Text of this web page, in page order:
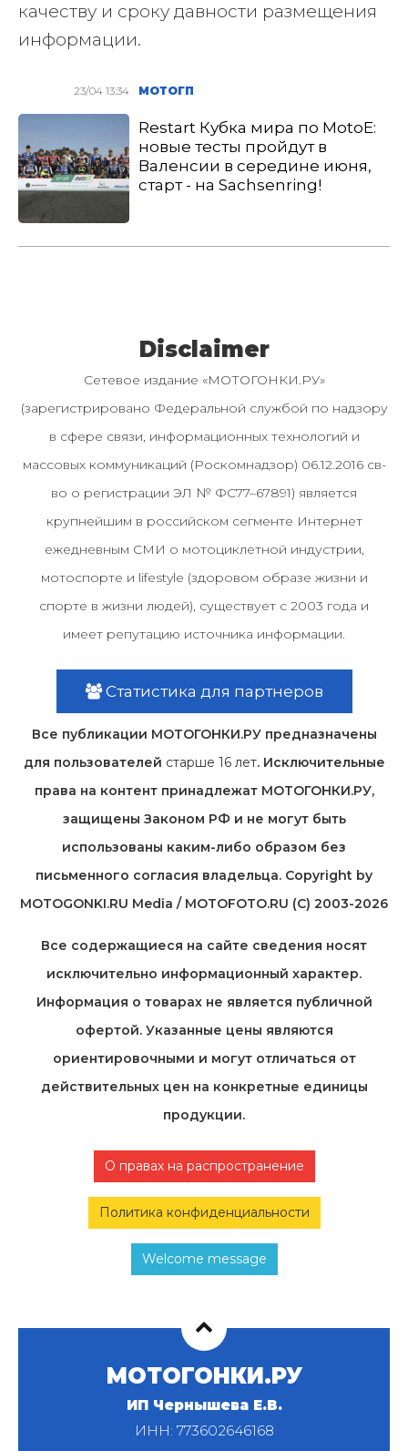
качеству и сроку давности размещения
информации.
23/04 13:34 МОТОГП
Restart Кубка мира по MotoE:
новые тесты пройдут в
Валенсии в середине июня,
старт - на Sachsenring!
Disclaimer
Сетевое издание «МОТОГОНКИ.РУ»
(зарегистрировано Федеральной службой по надзору
в сфере связи, информационных технологий и
массовых коммуникаций (Роскомнадзор) 06.12.2016 св-
во о регистрации ЭЛ № ФС77–67891) является
крупнейшим в российском сегменте Интернет
ежедневным СМИ о мотоциклетной индустрии,
мотоспорте и lifestyle (здоровом образе жизни и
спорте в жизни людей), существует с 2003 года и
имеет репутацию источника информации.
Статистика для партнеров
Все публикации МОТОГОНКИ.РУ предназначены
для пользователей старше 16 лет. Исключительные
права на контент принадлежат МОТОГОНКИ.РУ,
защищены Законом РФ и не могут быть
использованы каким-либо образом без
письменного согласия владельца. Copyright by
MOTOGONKI.RU Media / MOTOFOTO.RU (C) 2003-2026
Все содержащиеся на cайте сведения носят
исключительно информационный характер.
Информация о товарах не является публичной
офертой. Указанные цены являются
ориентировочными и могут отличаться от
действительных цен на конкретные единицы
продукции.
О правах на распространение
Политика конфиденциальности
Welcome message
МОТОГОНКИ.РУ
ИП Чернышева Е.В.
ИНН: 773602646168